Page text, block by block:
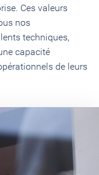
Ces valeurs
nos
techniques,
capacité
de leurs